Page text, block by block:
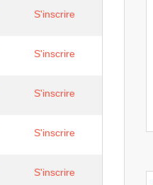
S'inscrire
S'inscrire
S'inscrire
S'inscrire
S'inscrire